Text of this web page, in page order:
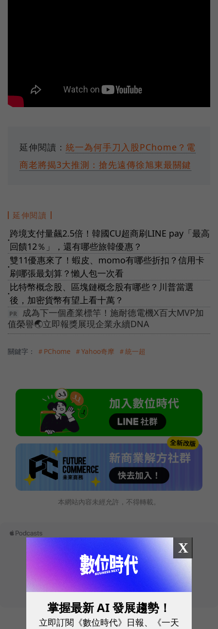
延伸閱讀： 統一為何手刀入股PChome？電
商老將揭3大推測：搶先遠傳徐旭東最關鍵
延伸閱讀
●
跨境支付量飆2.5倍！韓國CU超商刷LINE pay「最高
回饋12％」，還有哪些旅韓優惠？
●
雙11優惠來了！蝦皮、momo有哪些折扣？信用卡
刷哪張最划算？懶人包一次看
●
比特幣概念股、區塊鏈概念股有哪些？川普當選
後，加密貨幣有望上看十萬？
成為下一個產業標竿！施耐德電機X百大MVP加
值榮譽🌏立即報獎展現企業永續DNA
關鍵字： ＃PChome ＃Yahoo奇摩 ＃統一超
本網站內容未經允許，不得轉載。
X
掌握最新 AI 發展趨勢！
立即訂閱《數位時代》日報、《一天